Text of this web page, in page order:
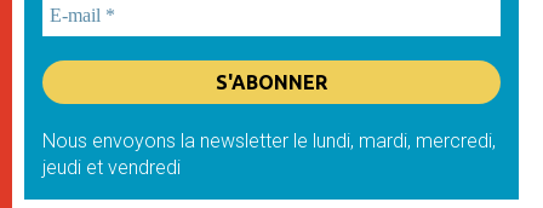
Nous envoyons la newsletter le lundi, mardi, mercredi,
jeudi et vendredi